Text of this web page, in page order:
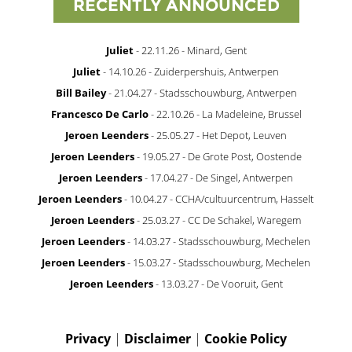
RECENTLY ANNOUNCED
Juliet- 22.11.26 - Minard, Gent
Juliet- 14.10.26 - Zuiderpershuis, Antwerpen
Bill Bailey- 21.04.27 - Stadsschouwburg, Antwerpen
Francesco De Carlo- 22.10.26 - La Madeleine, Brussel
Jeroen Leenders- 25.05.27 - Het Depot, Leuven
Jeroen Leenders- 19.05.27 - De Grote Post, Oostende
Jeroen Leenders- 17.04.27 - De Singel, Antwerpen
Jeroen Leenders- 10.04.27 - CCHA/cultuurcentrum, Hasselt
Jeroen Leenders- 25.03.27 - CC De Schakel, Waregem
Jeroen Leenders- 14.03.27 - Stadsschouwburg, Mechelen
Jeroen Leenders- 15.03.27 - Stadsschouwburg, Mechelen
Jeroen Leenders- 13.03.27 - De Vooruit, Gent
Privacy | Disclaimer | Cookie Policy